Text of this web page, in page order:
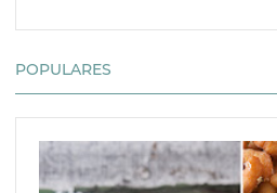
POPULARES